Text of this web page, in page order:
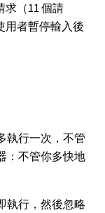
求（11 個請
用者暫停輸入後
執行一次，不管
：不管你多快地
執行，然後忽略